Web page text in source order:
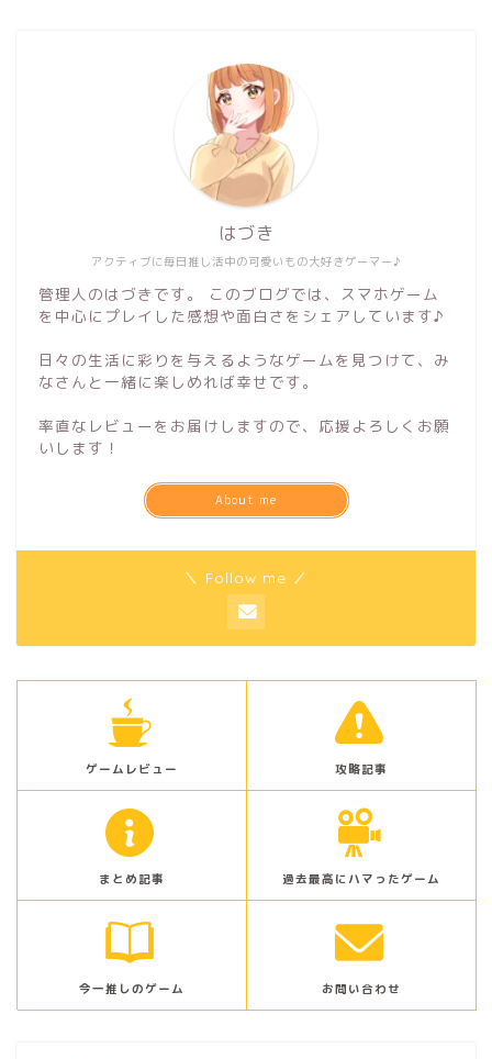
アクティブに毎日推し活中の可愛いもの大好きゲーマー♪
はづき
管理人のはづきです。 このブログでは、スマホゲーム
を中心にプレイした感想や面白さをシェアしています♪
日々の生活に彩りを与えるようなゲームを見つけて、み
なさんと一緒に楽しめれば幸せです。
率直なレビューをお届けしますので、応援よろしくお願
いします！
About me
＼ Follow me ／
ゲームレビュー 攻略記事
まとめ記事 過去最高にハマったゲーム
今一推しのゲーム お問い合わせ